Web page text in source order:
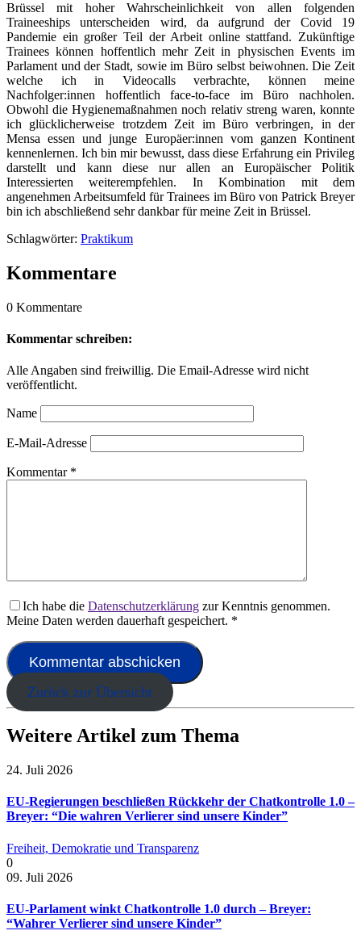
Brüssel mit hoher Wahrscheinlichkeit von allen folgenden
Traineeships unterscheiden wird, da aufgrund der Covid 19
Pandemie ein großer Teil der Arbeit online stattfand. Zukünftige
Trainees können hoffentlich mehr Zeit in physischen Events im
Parlament und der Stadt, sowie im Büro selbst beiwohnen. Die Zeit
welche ich in Videocalls verbrachte, können meine
Nachfolger:innen hoffentlich face-to-face im Büro nachholen.
Obwohl die Hygienemaßnahmen noch relativ streng waren, konnte
ich glücklicherweise trotzdem Zeit im Büro verbringen, in der
Mensa essen und junge Europäer:innen vom ganzen Kontinent
kennenlernen. Ich bin mir bewusst, dass diese Erfahrung ein Privileg
darstellt und kann diese nur allen an Europäischer Politik
Interessierten weiterempfehlen. In Kombination mit dem
angenehmen Arbeitsumfeld für Trainees im Büro von Patrick Breyer
bin ich abschließend sehr dankbar für meine Zeit in Brüssel.
Schlagwörter: Praktikum
Kommentare
0 Kommentare
Kommentar schreiben:
Alle Angaben sind freiwillig. Die Email-Adresse wird nicht
veröffentlicht.
Name
E-Mail-Adresse
Kommentar *
Ich habe die Datenschutzerklärung zur Kenntnis genommen.
Meine Daten werden dauerhaft gespeichert. *
Zurück zur Übersicht
Weitere Artikel zum Thema
24. Juli 2026
EU-Regierungen beschließen Rückkehr der Chatkontrolle 1.0 –
Breyer: “Die wahren Verlierer sind unsere Kinder”
Freiheit, Demokratie und Transparenz
0
09. Juli 2026
EU-Parlament winkt Chatkontrolle 1.0 durch – Breyer:
“Wahrer Verlierer sind unsere Kinder”